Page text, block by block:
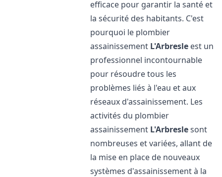
efficace pour garantir la santé et
la sécurité des habitants. C'est
pourquoi le plombier
assainissement L'Arbresle est un
professionnel incontournable
pour résoudre tous les
problèmes liés à l'eau et aux
réseaux d'assainissement. Les
activités du plombier
assainissement L'Arbreslesont
nombreuses et variées, allant de
la mise en place de nouveaux
systèmes d'assainissement à la